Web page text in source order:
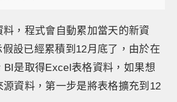
料，程式會自動累加當天的新資
設已經累積到12月底了，由於在
BI是取得Excel表格資料，如果想
資料，第一步是將表格擴充到12